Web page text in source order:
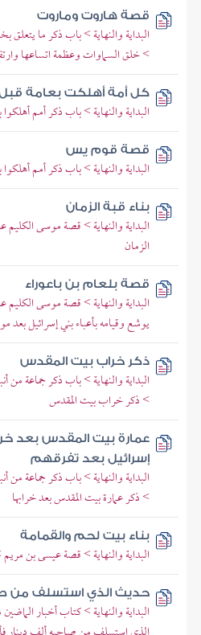
قصة هاروت وماروت
البداية والنهاية > باب ذكر ما
> خلق السماوات وعظمة اتساعها
كل أمة أهلكت بعامة
البداية والنهاية > باب ذكر أمم
قصة قوم يس
البداية والنهاية > باب ذكر أمم
بناء قبة الزمان
البداية والنهاية > قصة موسى الكليم
الزمان
قصة بلعام بن باعوراء
البداية والنهاية > قصة موسى الكليم
يوشع وقيامه بأعباء بني إسرائيل
ذكر خراب بيت المقدس
البداية والنهاية > باب ذكر جماعة من
> ذكر خراب بيت المقدس
عمارة بيت المقدس بعد
إسرائيل بعد تفرقهم
البداية والنهاية > باب ذكر جماعة من
> ذكر عمارة بيت المقدس بعد خرابها
بناء بيت لحم والقمامة
البداية والنهاية > قصة عيسى بن مريم
حديث الذي استسلف من
البداية والنهاية > كتاب أخبار